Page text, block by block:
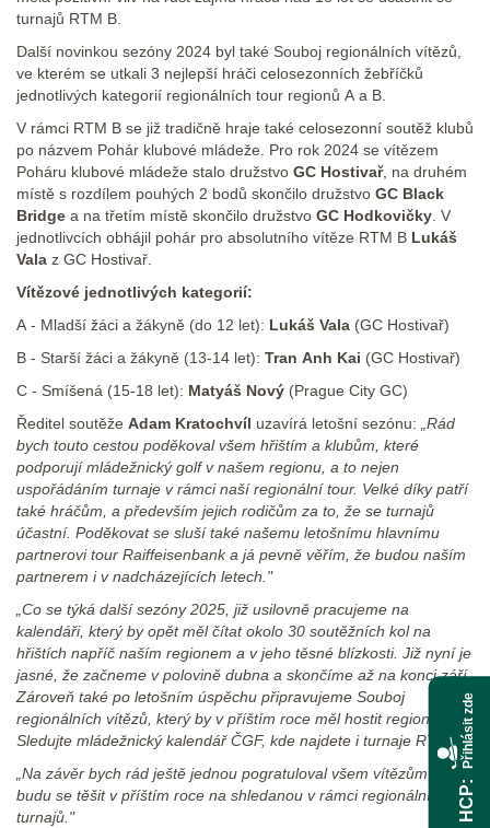
turnajů RTM B.
Další novinkou sezóny 2024 byl také Souboj regionálních vítězů,
ve kterém se utkali 3 nejlepší hráči celosezonních žebříčků
jednotlivých kategorií regionálních tour regionů A a B.
V rámci RTM B se již tradičně hraje také celosezonní soutěž klubů
po názvem Pohár klubové mládeže. Pro rok 2024 se vítězem
Poháru klubové mládeže stalo družstvo GC Hostivař, na druhém
místě s rozdílem pouhých 2 bodů skončilo družstvo GC Black
Bridge a na třetím místě skončilo družstvo GC Hodkovičky. V
jednotlivcích obhájil pohár pro absolutního vítěze RTM B Lukáš
Vala z GC Hostivař.
Vítězové jednotlivých kategorií:
A - Mladší žáci a žákyně (do 12 let): Lukáš Vala (GC Hostivař)
B - Starší žáci a žákyně (13-14 let): Tran Anh Kai (GC Hostivař)
C - Smíšená (15-18 let): Matyáš Nový (Prague City GC)
Ředitel soutěže Adam Kratochvíl uzavírá letošní sezónu: „Rád
bych touto cestou poděkoval všem hřištím a klubům, které
podporují mládežnický golf v našem regionu, a to nejen
uspořádáním turnaje v rámci naší regionální tour. Velké díky patří
také hráčům, a především jejich rodičům za to, že se turnajů
účastní. Poděkovat se sluší také našemu letošnímu hlavnímu
partnerovi tour Raiffeisenbank a já pevně věřím, že budou naším
partnerem i v nadcházejících letech."
„Co se týká další sezóny 2025, již usilovně pracujeme na
kalendáři, který by opět měl čítat okolo 30 soutěžních kol na
hřištích napříč naším regionem a v jeho těsné blízkosti. Již nyní je
jasné, že začneme v polovině dubna a skončíme až na konci září.
Zároveň také po letošním úspěchu připravujeme Souboj
regionálních vítězů, který by v příštím roce měl hostit region A.
Sledujte mládežnický kalendář ČGF, kde najdete i turnaje RTM B."
„Na závěr bych rád ještě jednou pogratuloval všem vítězům a
budu se těšit v příštím roce na shledanou v rámci regionálních
turnajů."
HCP
Přihlásit zde